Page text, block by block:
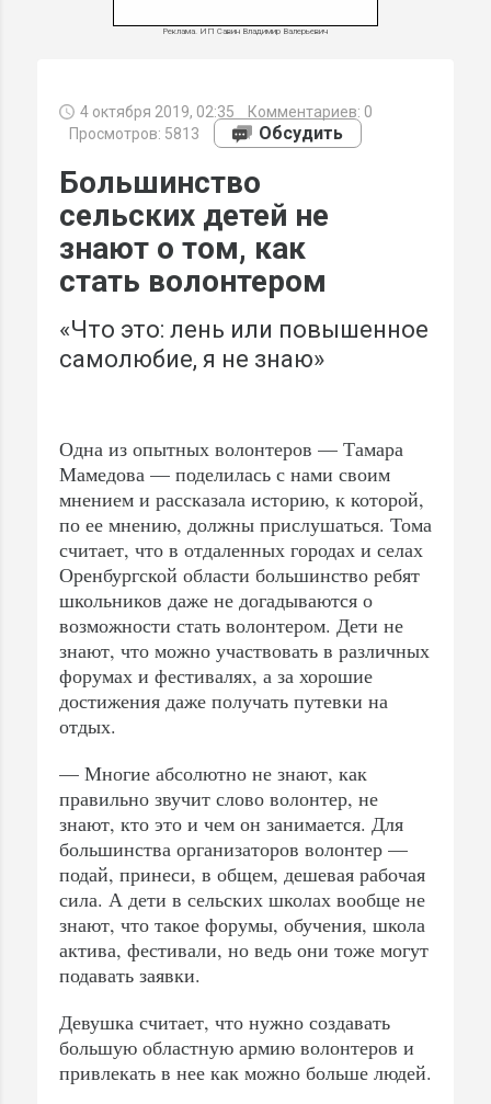
Реклама. ИП Савин Владимир Валерьевич
4 октября 2019, 02:35 Комментариев: 0
Просмотров: 5813
Обсудить
Большинство
сельских детей не
знают о том, как
стать волонтером
«Что это: лень или повышенное
самолюбие, я не знаю»
Одна из опытных волонтеров — Тамара
Мамедова — поделилась с нами своим
мнением и рассказала историю, к которой,
по ее мнению, должны прислушаться. Тома
считает, что в отдаленных городах и селах
Оренбургской области большинство ребят
школьников даже не догадываются о
возможности стать волонтером. Дети не
знают, что можно участвовать в различных
форумах и фестивалях, а за хорошие
достижения даже получать путевки на
отдых.
— Многие абсолютно не знают, как
правильно звучит слово волонтер, не
знают, кто это и чем он занимается. Для
большинства организаторов волонтер —
подай, принеси, в общем, дешевая рабочая
сила. А дети в сельских школах вообще не
знают, что такое форумы, обучения, школа
актива, фестивали, но ведь они тоже могут
подавать заявки.
Девушка считает, что нужно создавать
большую областную армию волонтеров и
привлекать в нее как можно больше людей.